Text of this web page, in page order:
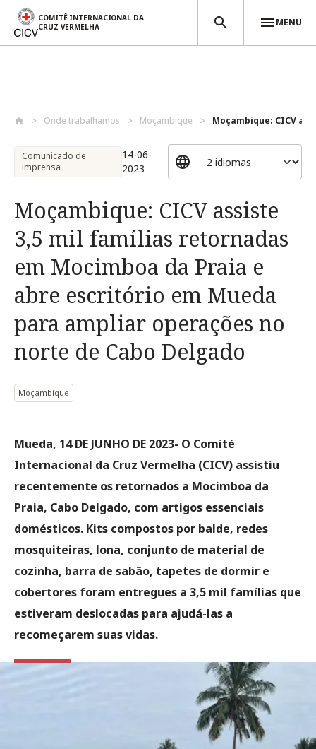
COMITÊ INTERNACIONAL DA
CRUZ VERMELHA
MENU
Onde trabalhamos Moçambique Moçambique: CICV
Comunicado de
imprensa
14-06-
2023
Moçambique: CICV assiste
3,5 mil famílias retornadas
em Mocimboa da Praia e
abre escritório em Mueda
para ampliar operações no
norte de Cabo Delgado
Moçambique
Mueda, 14 DE JUNHO DE 2023- O Comité
Internacional da Cruz Vermelha (CICV) assistiu
recentemente os retornados a Mocimboa da
Praia, Cabo Delgado, com artigos essenciais
domésticos. Kits compostos por balde, redes
mosquiteiras, lona, conjunto de material de
cozinha, barra de sabão, tapetes de dormir e
cobertores foram entregues a 3,5 mil famílias que
estiveram deslocadas para ajudá-las a
recomeçarem suas vidas.